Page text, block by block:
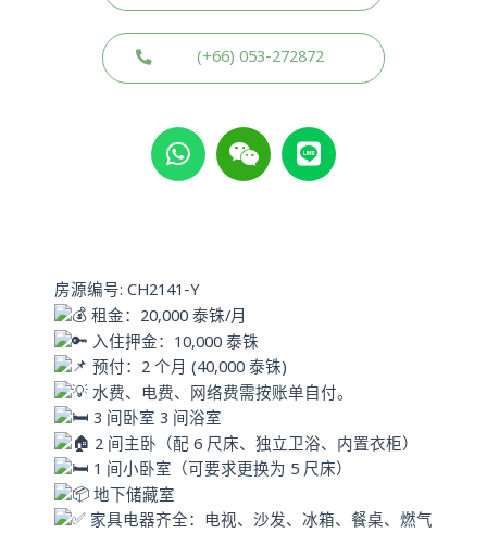
(+66) 053-272872
W
h
a
p
p
W
e
i
L
i
n
房源编号: CH2141-Y
租金：20,000 泰铢/月
入住押金：10,000 泰铢
预付：2 个月 (40,000 泰铢)
水费、电费、网络费需按账单自付。
3 间卧室 3 间浴室
2 间主卧（配 6 尺床、独立卫浴、内置衣柜）
1 间小卧室（可要求更换为 5 尺床）
地下储藏室
家具电器齐全：电视、沙发、冰箱、餐桌、燃气